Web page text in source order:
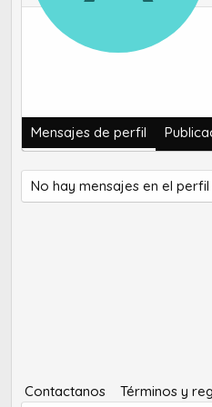
Mensajes de perfil
No hay mensajes en el
Contactanos Términos y